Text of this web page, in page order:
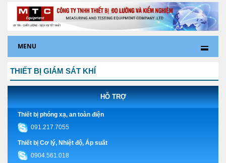
MENU
THIẾT BỊ GIÁM SÁT KHÍ
HỖ TRỢ
Thiết bị phóng xạ, an toàn điện
091.217.7055
Thiết bị Cơ lý, Nhiệt độ, Áp suất
0904.561.018